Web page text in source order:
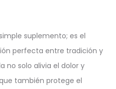
suplemento; es el
perfecta entre tradición y
no solo alivia el dolor y
también protege el